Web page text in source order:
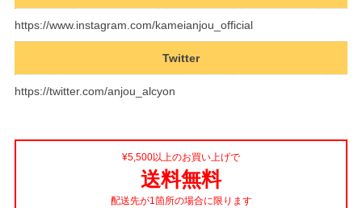
https://www.instagram.com/kameianjou_official
Twitter
https://twitter.com/anjou_alcyon
¥5,500以上のお買い上げで
送料無料
配送先が1箇所の場合に限ります